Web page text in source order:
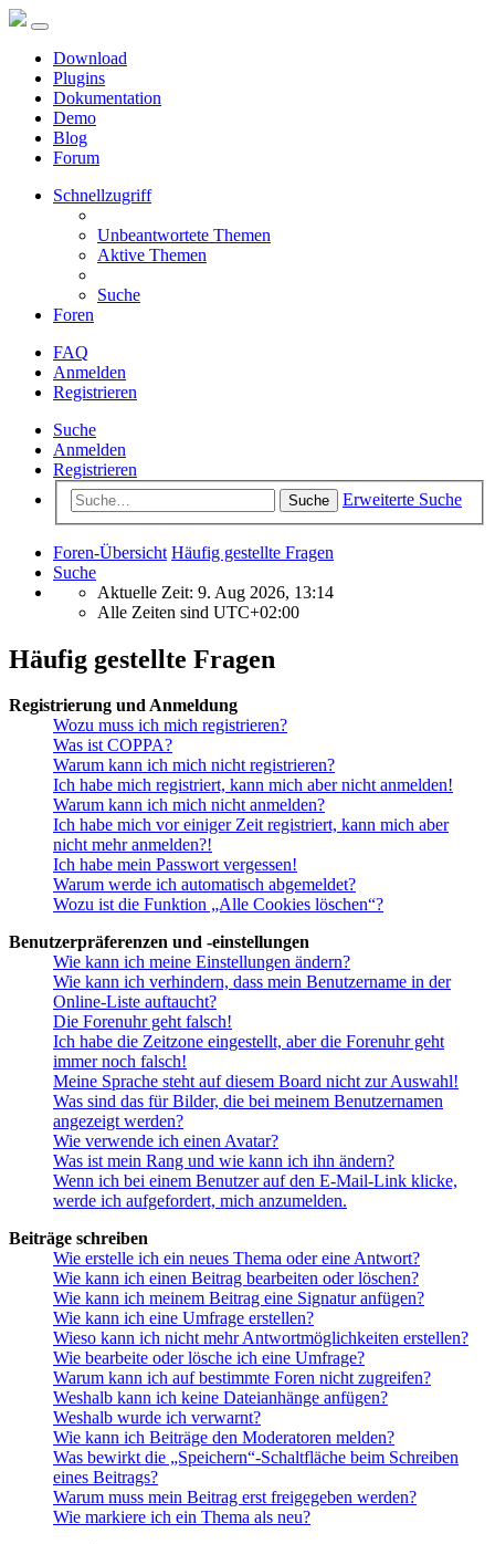
Download
Plugins
Dokumentation
Demo
Blog
Forum
Schnellzugriff
Unbeantwortete Themen
Aktive Themen
Suche
Foren
FAQ
Anmelden
Registrieren
Suche
Anmelden
Registrieren
Suche Erweiterte Suche
Foren-Übersicht Häufig gestellte Fragen
Suche
Aktuelle Zeit: 9. Aug 2026, 13:14
Alle Zeiten sind UTC+02:00
Häufig gestellte Fragen
Registrierung und Anmeldung
Wozu muss ich mich registrieren?
Was ist COPPA?
Warum kann ich mich nicht registrieren?
Ich habe mich registriert, kann mich aber nicht anmelden!
Warum kann ich mich nicht anmelden?
Ich habe mich vor einiger Zeit registriert, kann mich aber
nicht mehr anmelden?!
Ich habe mein Passwort vergessen!
Warum werde ich automatisch abgemeldet?
Wozu ist die Funktion „Alle Cookies löschen“?
Benutzerpräferenzen und -einstellungen
Wie kann ich meine Einstellungen ändern?
Wie kann ich verhindern, dass mein Benutzername in der
Online-Liste auftaucht?
Die Forenuhr geht falsch!
Ich habe die Zeitzone eingestellt, aber die Forenuhr geht
immer noch falsch!
Meine Sprache steht auf diesem Board nicht zur Auswahl!
Was sind das für Bilder, die bei meinem Benutzernamen
angezeigt werden?
Wie verwende ich einen Avatar?
Was ist mein Rang und wie kann ich ihn ändern?
Wenn ich bei einem Benutzer auf den E-Mail-Link klicke,
werde ich aufgefordert, mich anzumelden.
Beiträge schreiben
Wie erstelle ich ein neues Thema oder eine Antwort?
Wie kann ich einen Beitrag bearbeiten oder löschen?
Wie kann ich meinem Beitrag eine Signatur anfügen?
Wie kann ich eine Umfrage erstellen?
Wieso kann ich nicht mehr Antwortmöglichkeiten erstellen?
Wie bearbeite oder lösche ich eine Umfrage?
Warum kann ich auf bestimmte Foren nicht zugreifen?
Weshalb kann ich keine Dateianhänge anfügen?
Weshalb wurde ich verwarnt?
Wie kann ich Beiträge den Moderatoren melden?
Was bewirkt die „Speichern“-Schaltfläche beim Schreiben
eines Beitrags?
Warum muss mein Beitrag erst freigegeben werden?
Wie markiere ich ein Thema als neu?